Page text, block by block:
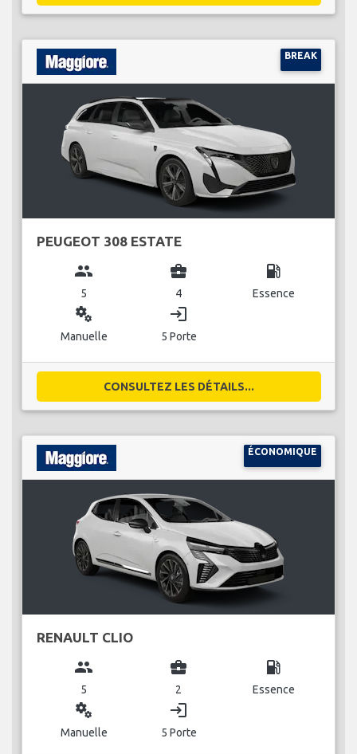
BREAK
PEUGEOT 308 ESTATE
group
5
business_center
4
local_gas_station
Essence
miscellaneous_services
Manuelle
login
5 Porte
CONSULTEZ LES DÉTAILS...
ÉCONOMIQUE
RENAULT CLIO
group
5
business_center
2
local_gas_station
Essence
miscellaneous_services
Manuelle
login
5 Porte